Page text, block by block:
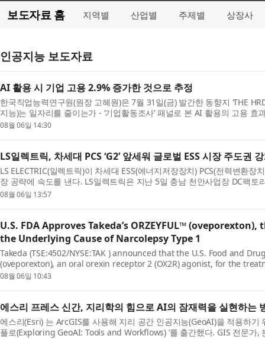
보도자료 홈 지역별 산업별 주제별 상장사
인공지능 보도자료
AI 활용 시 기업 고용 2.9% 증가한 것으로 추정
한국직업능력연구원(원장 고혜원)은 7월 31일(금) 발간한 동향지 ‘THE
지능)는 일자리를 줄이는가 - ‘기업활동조사’ 패널로 본 AI 활용의 고용 효
08월 06일 14:30
LS일렉트릭, 차세대 PCS ‘G2’ 앞세워 글로벌 ESS 시장 주도권
LS ELECTRIC(일렉트릭)이 차세대 ESS(에너지저장장치) PCS(전력변환장
장 공략에 속도를 낸다. LS일렉트릭은 지난 5일 충남 천안사업장 DC팩토
08월 06일 13:57
U.S. FDA Approves Takeda’s ORZEYFUL™
the Underlying Cause of Narcolepsy Type 1
Takeda (TSE:4502/NYSE:TAK ) announced that the U.S. Food and
(oveporexton), an oral orexin receptor 2 (OX2R) agonist, for the
08월 06일 10:43
에스리 프레스 신간, 지리학의 힘으로 AI의 잠재력을 실현하는
에스리(Esri) 는 ArcGIS를 사용해 지리 공간 인공지능(GeoAI)을 적용하기
플로(Exploring GeoAI: Tools and Workflows) ’를 출간했다. GIS 전문가,